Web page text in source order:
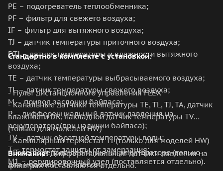
PE – подогреватель теплообменника;
PF – фильтр для свежего воздуха;
IF – фильтр для вытяжного воздуха;
TJ – датчик температуры приточного воздуха;
DTJ – датчик температуры и влажности вытяжного
воздуха;
TE – датчик температуры выбрасываемого воздуха;
TL – датчик температуры свежего воздуха;
М – привод заслонки байпаса;
P – дифференциальный датчик давления на
рекуператоре(при наличии байпаса);
TV – датчик обратной температуры воды;
T – термостат защиты от замерзания;
М1 – регулировочный узел (поставляется отдельно).
Стандартно в комплекте с установкой:
- Пульт дистанционного управления FLEX
- Канальные датчики температуры TE, TL, TJ, TA, датчик
влажности DR, накладной датчик температуры TV
(только для моделей HW)
- Капиллярный термостат TI (только для моделей HW)
- Реле перепада давления на рекуператоре (только
для моделей с байпасом)
Внимание!Дифференциальные датчики давления на
фильтрах поставляются отдельно.